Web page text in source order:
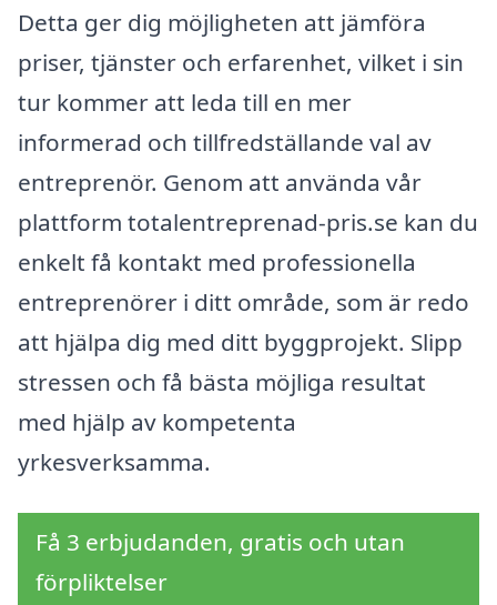
Detta ger dig möjligheten att jämföra
priser, tjänster och erfarenhet, vilket i sin
tur kommer att leda till en mer
informerad och tillfredställande val av
entreprenör. Genom att använda vår
plattform totalentreprenad-pris.se kan du
enkelt få kontakt med professionella
entreprenörer i ditt område, som är redo
att hjälpa dig med ditt byggprojekt. Slipp
stressen och få bästa möjliga resultat
med hjälp av kompetenta
yrkesverksamma.
Få 3 erbjudanden, gratis och utan
förpliktelser